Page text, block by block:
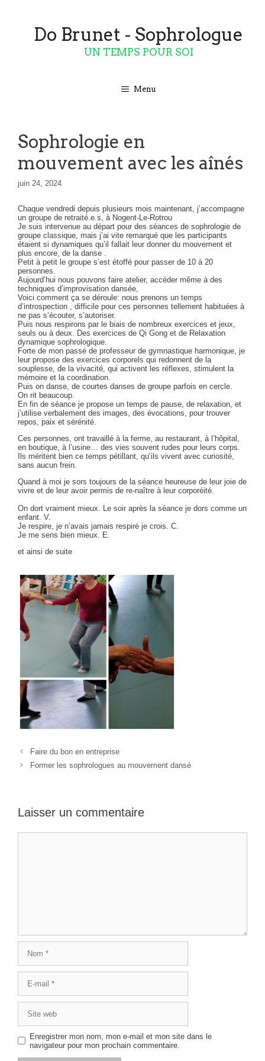
Do Brunet - Sophrologue
UN TEMPS POUR SOI
Menu
Sophrologie en
mouvement avec les aînés
juin 24, 2024
Chaque vendredi depuis plusieurs mois maintenant, j’accompagne
un groupe de retraité.e.s, à Nogent-Le-Rotrou
Je suis intervenue au départ pour des séances de sophrologie de
groupe classique, mais j’ai vite remarqué que les participants
étaient si dynamiques qu’il fallait leur donner du mouvement et
plus encore, de la danse .
Petit à petit le groupe s’est étoffé pour passer de 10 à 20
personnes.
Aujourd’hui nous pouvons faire atelier, accéder même à des
techniques d’improvisation dansée,
Voici comment ça se déroule: nous prenons un temps
d’introspection , difficile pour ces personnes tellement habituées à
ne pas s’écouter, s’autoriser.
Puis nous respirons par le biais de nombreux exercices et jeux,
seuls ou à deux. Des exercices de Qi Gong et de Relaxation
dynamique sophrologique.
Forte de mon passé de professeur de gymnastique harmonique, je
leur propose des exercices corporels qui redonnent de la
souplesse, de la vivacité, qui activent les réflexes, stimulent la
mémoire et la coordination.
Puis on danse, de courtes danses de groupe parfois en cercle.
On rit beaucoup.
En fin de séance je propose un temps de pause, de relaxation, et
j’utilise verbalement des images, des évocations, pour trouver
repos, paix et sérénité.
Ces personnes, ont travaillé à la ferme, au restaurant, à l’hôpital,
en boutique, à l’usine… des vies souvent rudes pour leurs corps.
Ils méritent bien ce temps pétillant, qu’ils vivent avec curiosité,
sans aucun frein.
Quand à moi je sors toujours de la séance heureuse de leur joie de
vivre et de leur avoir permis de re-naître à leur corporéité.
On dort vraiment mieux. Le soir après la séance je dors comme un
enfant. V.
Je respire, je n’avais jamais respiré je crois. C.
Je me sens bien mieux. E.
et ainsi de suite
Faire du bon en entreprise
Former les sophrologues au mouvement dansé
Laisser un commentaire
mail
web
Enregistrer mon nom, mon e-mail et mon site dans le
navigateur pour mon prochain commentaire.